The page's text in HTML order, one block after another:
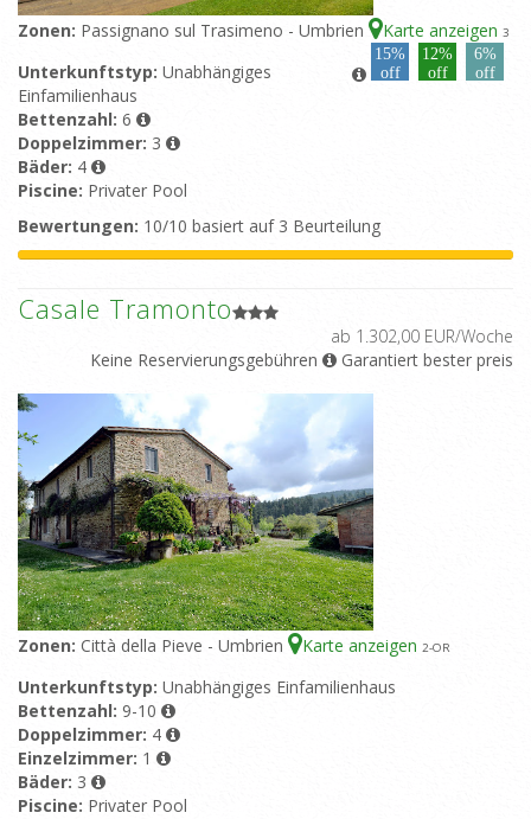
Zonen: Passignano sul Trasimeno - Umbrien Karte anzeigen 3
15%
off
12%
off
6%
off
Unterkunftstyp: Unabhängiges
Einfamilienhaus
Bettenzahl: 6
Doppelzimmer: 3
Bäder: 4
Piscine: Privater Pool
Bewertungen: 10/10 basiert auf 3 Beurteilung
Casale Tramonto
ab 1.302,00 EUR/Woche
Keine Reservierungsgebühren
Garantiert bester preis
Zonen: Città della Pieve - Umbrien Karte anzeigen 2-OR
Unterkunftstyp: Unabhängiges Einfamilienhaus
Bettenzahl: 9-10
Doppelzimmer: 4
Einzelzimmer: 1
Bäder: 3
Piscine: Privater Pool